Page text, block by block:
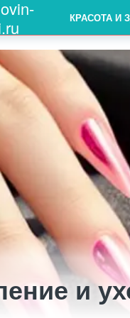
КРАСОТА И
и